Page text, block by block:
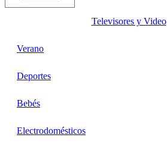
Televisores y Video
Verano
Deportes
Bebés
Electrodomésticos